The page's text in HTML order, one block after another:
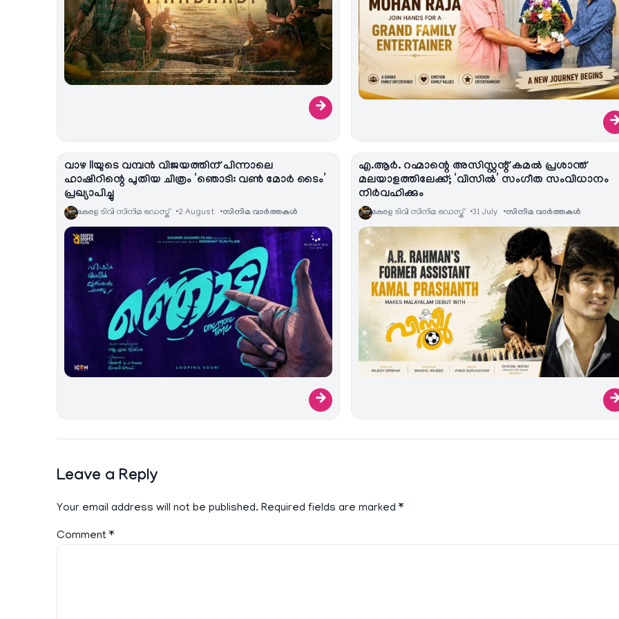
→
വാഴ IIയുടെ വമ്പൻ വിജയത്തിന് പിന്നാലെ
ഹാഷിറിന്റെ പുതിയ ചിത്രം ‘ഞൊടി: വൺ മോർ ടൈം’
പ്രഖ്യാപിച്ചു
കേരള ടിവി സിനിമ ഡെസ്ക് 2 August സിനിമ വാര്‍ത്തകള്‍
→
എ.ആർ. റഹ്മാന്റെ അസിസ്റ്റന്റ് കമൽ പ്രശാന്ത്
മലയാളത്തിലേക്ക്; ‘വിസിൽ’ സംഗീത സംവിധാനം
നിർവഹിക്കും
കേരള ടിവി സിനിമ ഡെസ്ക് 31 July സിനിമ വാര്‍ത്തകള്‍
Leave a Reply
Your email address will not be published. Required fields are marked*
Comment*